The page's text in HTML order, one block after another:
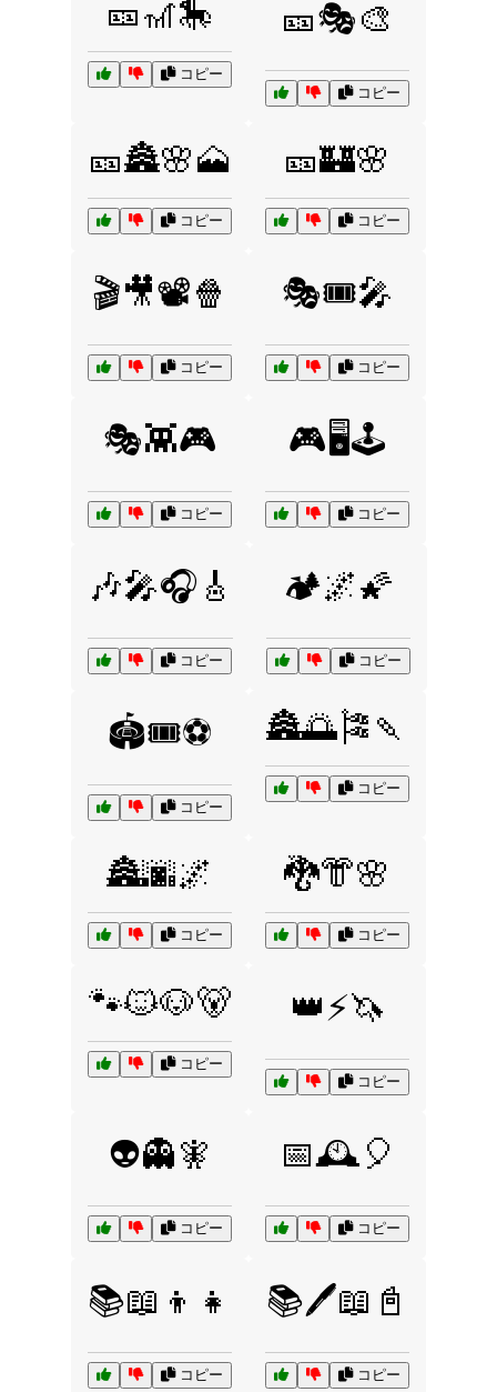
🎫🎢🎠
コピー
🎫🎭🎨
コピー
🎫🏯🌸🗻
コピー
🎫🏰🌸
コピー
🎬🎥📽️🍿
コピー
🎭🎟️🎤
コピー
🎭👾🎮
コピー
🎮🖥️🕹️
コピー
🎶🎤🎧🎸
コピー
🏕️🌌🌠
コピー
🏟️🎟️⚽
コピー
🏯🌅🎏🍡
コピー
🏯🌆🌌
コピー
🐉👘🌸
コピー
🐾🐱🐶🐻
コピー
👑⚡🦄
コピー
👽👻🧚
コピー
📅🕰️🎈
コピー
📚📖👦👧
コピー
📚🖊️📖📓
コピー